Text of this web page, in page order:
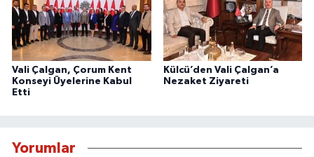
Vali Çalgan, Çorum Kent
Konseyi Üyelerine Kabul
Etti
Külcü’den Vali Çalgan’a
Nezaket Ziyareti
Yorumlar